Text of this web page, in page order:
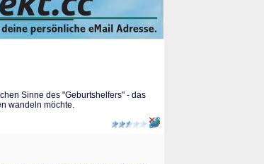
Sinne des "Geburtshelfers" - das
wandeln möchte.